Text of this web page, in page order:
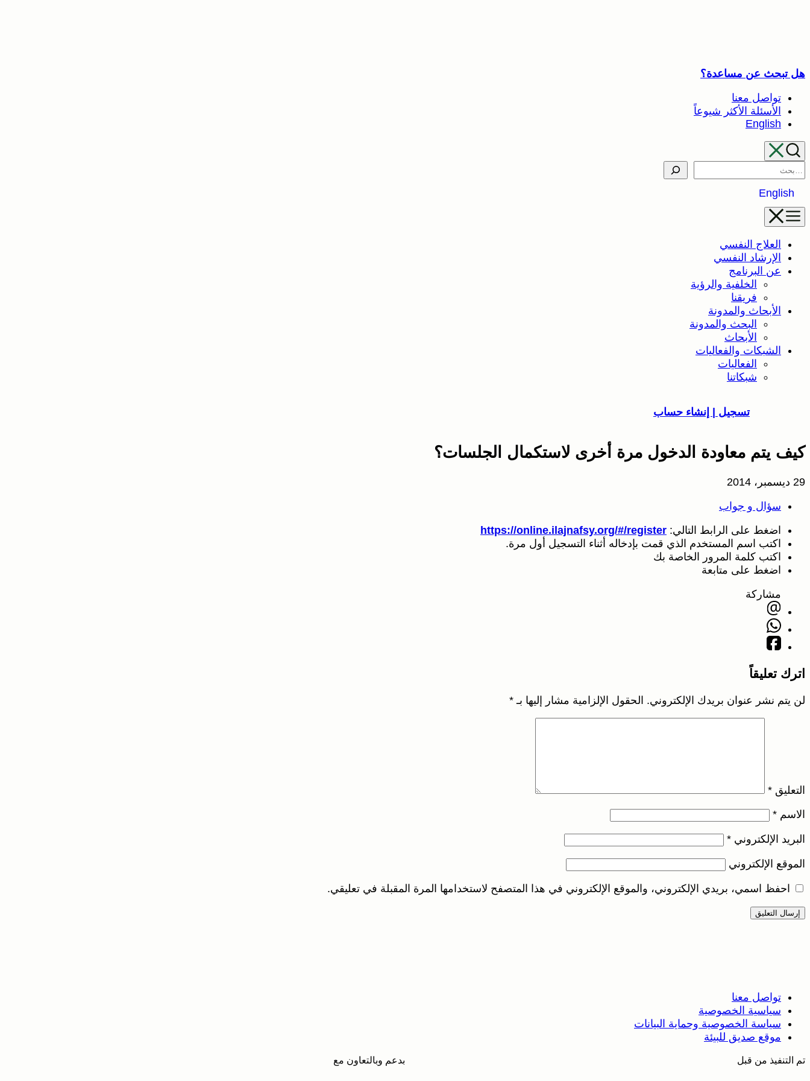
هل تبحث عن مساعدة؟
تواصل معنا
الأسئلة الأكثر شيوعاً
English
Search
English
العلاج النفسي
الإرشاد النفسي
عن البرنامج
الخلفية والرؤية
فريقنا
الأبحاث والمدونة
البحث والمدونة
الأبحاث
الشبكات والفعاليات
الفعاليات
شبكاتنا
تسجيل | إنشاء حساب
كيف يتم معاودة الدخول مرة أخرى لاستكمال الجلسات؟
29 ديسمبر، 2014
سؤال و جواب
اضغط على الرابط التالي: https://online.ilajnafsy.org/#/register
اكتب اسم المستخدم الذي قمت بإدخاله أثناء التسجيل أول مرة.
اكتب كلمة المرور الخاصة بك
اضغط على متابعة
مشاركة
اترك تعليقاً
لن يتم نشر عنوان بريدك الإلكتروني. الحقول الإلزامية مشار إليها بـ *
التعليق *
الاسم *
البريد الإلكتروني *
الموقع الإلكتروني
احفظ اسمي، بريدي الإلكتروني، والموقع الإلكتروني في هذا المتصفح لاستخدامها المرة المقبلة في تعليقي.
تواصل معنا
سياسية الخصوصية
سياسة الخصوصية وحماية البيانات
موقع صديق للبيئة
تم التنفيذ من قبل بدعم وبالتعاون مع